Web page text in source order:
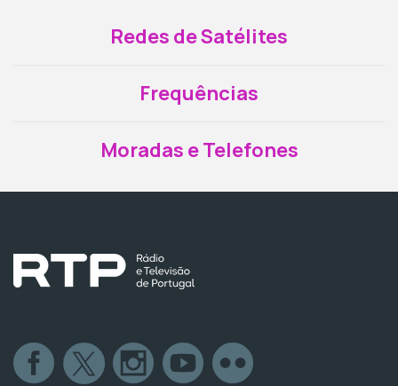
Redes de Satélites
Frequências
Moradas e Telefones